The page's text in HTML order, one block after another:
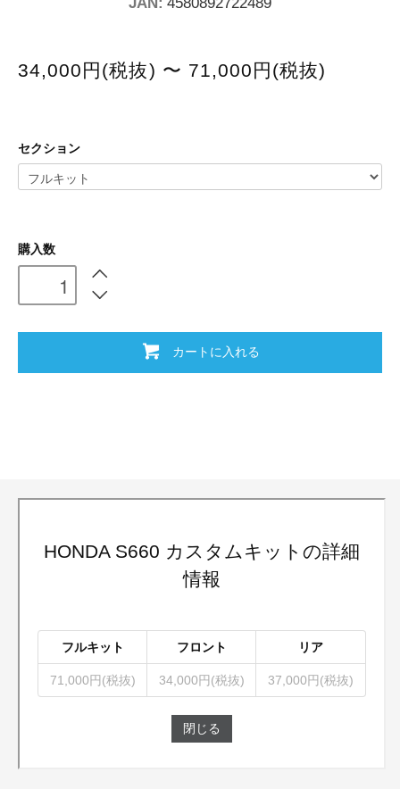
34,000円(税抜) 〜 71,000円(税抜)
セクション
購入数
カートに入れる